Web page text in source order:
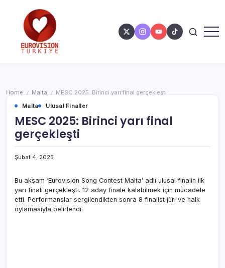
Home / Malta /
MESC 2025: Birinci yarı final gerçekleşti
Malta
Ulusal Finaller
MESC 2025: Birinci yarı final
gerçekleşti
Şubat 4, 2025
Bu akşam ‘Eurovision Song Contest Malta’ adlı ulusal finalin ilk
yarı finali gerçekleşti. 12 aday finale kalabilmek için mücadele
etti. Performanslar sergilendikten sonra 8 finalist jüri ve halk
oylamasıyla belirlendi.